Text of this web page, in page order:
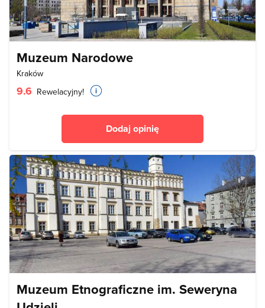
Muzeum Narodowe
Kraków
9.6 Rewelacyjny!
Dodaj opinię
Muzeum Etnograficzne im. Seweryna